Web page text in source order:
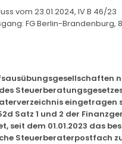
vom 23.01.2024, IV B 46/23
FG Berlin-Brandenburg,
des
eingetragen
Satz 1 und 2 der
seit dem 01.01.2023 das
Steuerberaterpostfach